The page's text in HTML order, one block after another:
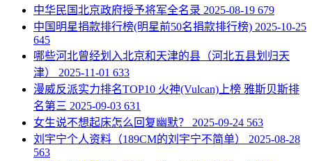
中华民国北京政府授予将军全名录 2025-08-19 679
​中国明星捐款排行榜(明星前50名捐款排行榜) 2025-10-25
645
​哪些河北曾经划入北京和天津的县（河北五县划归天
津）
2025-11-01 633
​漫威反派实力排名TOP10 火神(Vulcan)上榜 雅斯贝斯排
名第三 2025-09-03 631
​女生说不想起床怎么回复幽默？
2025-09-24 563
​刘宇宁个人资料（189CM的刘宇宁不简单）
2025-08-28
563